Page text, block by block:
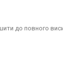
до повного